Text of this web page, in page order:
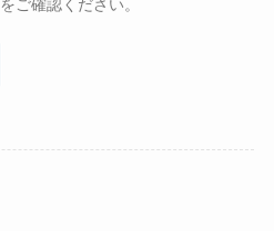
をご確認ください。